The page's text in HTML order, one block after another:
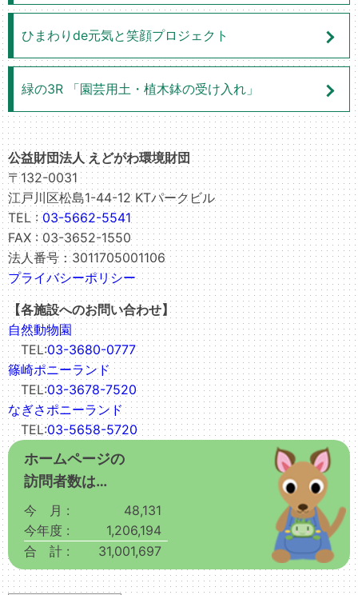
ひまわりde元気と笑顔プロジェクト
緑の3R 「園芸用土・植木鉢の受け入れ」
公益財団法人 えどがわ環境財団
〒132-0031
江戸川区松島1-44-12 KTパークビル
TEL :03-5662-5541
FAX : 03-3652-1550
法人番号：3011705001106
プライバシーポリシー
【各施設へのお問い合わせ】
自然動物園
TEL:03-3680-0777
篠崎ポニーランド
TEL:03-3678-7520
なぎさポニーランド
TEL:03-5658-5720
ホームページの
訪問者数は…
今 月 :
48,131
今年度 :
1,206,194
合 計 :
31,001,697